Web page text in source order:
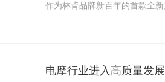
作为林肯品牌新百年的首款全
电摩行业进入高质量发